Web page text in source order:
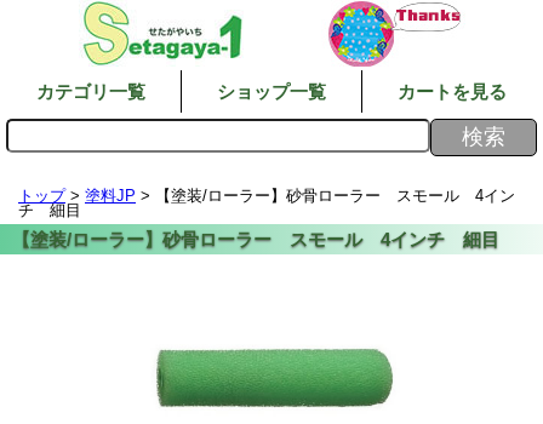
カテゴリ一覧 ショップ一覧 カートを見る
トップ> 塗料JP > 【塗装/ローラー】砂骨ローラー スモール 4イン
チ 細目